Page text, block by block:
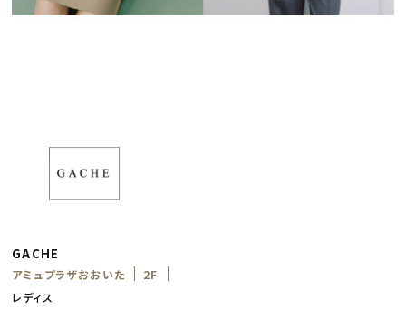
GACHE
アミュプラザおおいた
2F
レディス